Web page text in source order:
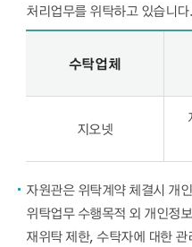
처리업무를 위탁하고 있습니다.
개인정보처리업무 위탁 안내 - 수탁업체, 수탁업무, 수탁항목, 수탁하는 개인정보의 보유, 이용 기간 정보제공
수탁업체
지오넷
자원관은 위탁계약 체결시 개
위탁업무 수행목적 외 개인정
재위탁 제한, 수탁자에 대한